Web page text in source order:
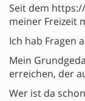
Seit dem
meiner Freizeit
Ich hab Fragen
Mein
erreichen, der
Wer ist da